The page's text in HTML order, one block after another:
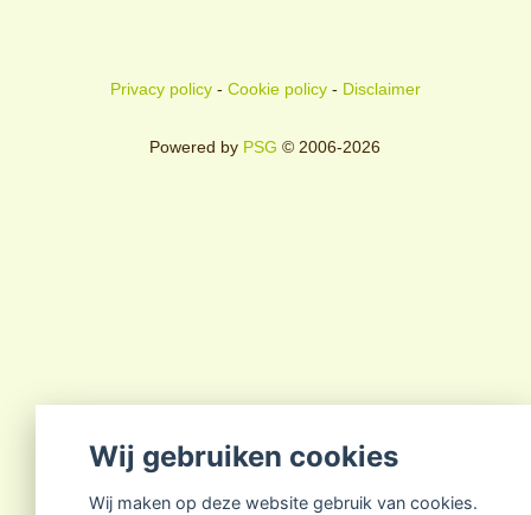
Privacy policy- Cookie policy- Disclaimer
Powered by PSG © 2006-2026
Wij gebruiken cookies
Wij maken op deze website gebruik van cookies.